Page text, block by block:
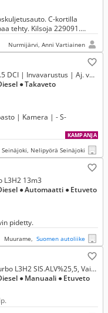
C-kortilla
Nurmijärvi, Anni Vartiainen
2,5, Master Fourgon 2.5 DCI | Invavarustus | Aj. vain 126 tkm |
● Takaveto
| Kamera | - S-
KAMPANJA
Seinäjoki, Nelipyörä Seinäjoki
L3H2 13m3
● Automaatti ● Etuveto
pidetty.
Muurame, Suomen autoliike
2,3, 2.3 dci 150 TwinTurbo L3H2 SIS.ALV%25,5, Vaihto / Rahoitus
● Manuaali ● Etuveto